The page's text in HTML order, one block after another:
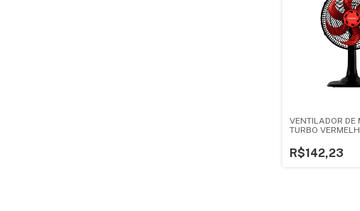
VENTILADOR DE
TURBO
R$142,23